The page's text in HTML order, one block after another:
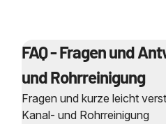
FAQ - Fragen und
und Rohrreinigung
Fragen und kurze leicht
Kanal- und Rohrreinigung